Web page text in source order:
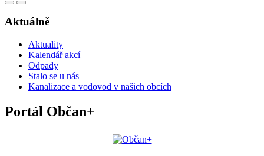
Aktuálně
Aktuality
Kalendář akcí
Odpady
Stalo se u nás
Kanalizace a vodovod v našich obcích
Portál Občan+